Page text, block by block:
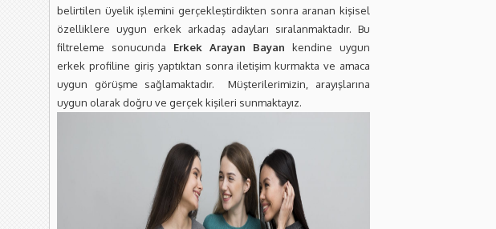
belirtilen üyelik işlemini gerçekleştirdikten sonra aranan kişisel
özelliklere uygun erkek arkadaş adayları sıralanmaktadır. Bu
filtreleme sonucunda Erkek Arayan Bayan kendine uygun
erkek profiline giriş yaptıktan sonra iletişim kurmakta ve amaca
uygun görüşme sağlamaktadır. Müşterilerimizin, arayışlarına
uygun olarak doğru ve gerçek kişileri sunmaktayız.